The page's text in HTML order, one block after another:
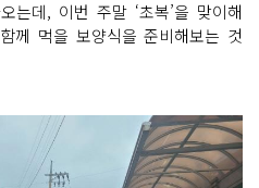
는데, 이번 주말 ‘초복’을 맞이해
께 먹을 보양식을 준비해보는 것